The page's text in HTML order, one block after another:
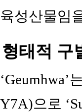
육성산물임
형태적 구
Y7A)으로